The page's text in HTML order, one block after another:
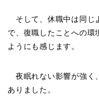
そして、休職中は同じ
で、復職したことへの環
ようにも感じます。
夜眠れない影響が強く
ありました。